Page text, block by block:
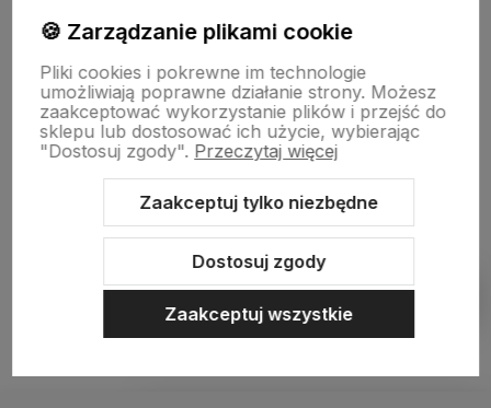
Sklep internetowy Shoper.pl Szablon Shoper Modern 3.0™
🍪 Zarządzanie plikami cookie
Pliki cookies i pokrewne im technologie
umożliwiają poprawne działanie strony. Możesz
zaakceptować wykorzystanie plików i przejść do
sklepu lub dostosować ich użycie, wybierając
"Dostosuj zgody". Przeczytaj więcej
Zaakceptuj tylko niezbędne
Dostosuj zgody
Zaakceptuj wszystkie